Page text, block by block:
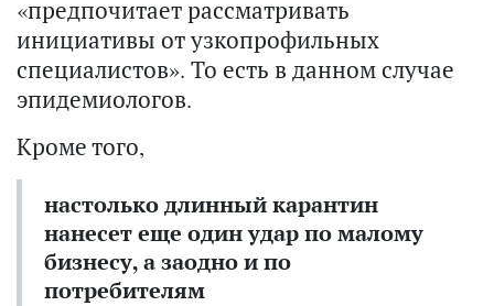
«предпочитает рассматривать
инициативы от узкопрофильных
специалистов». То есть в данном случае
эпидемиологов.
Кроме того,
настолько длинный карантин
нанесет еще один удар по малому
бизнесу, а заодно и по
потребителям